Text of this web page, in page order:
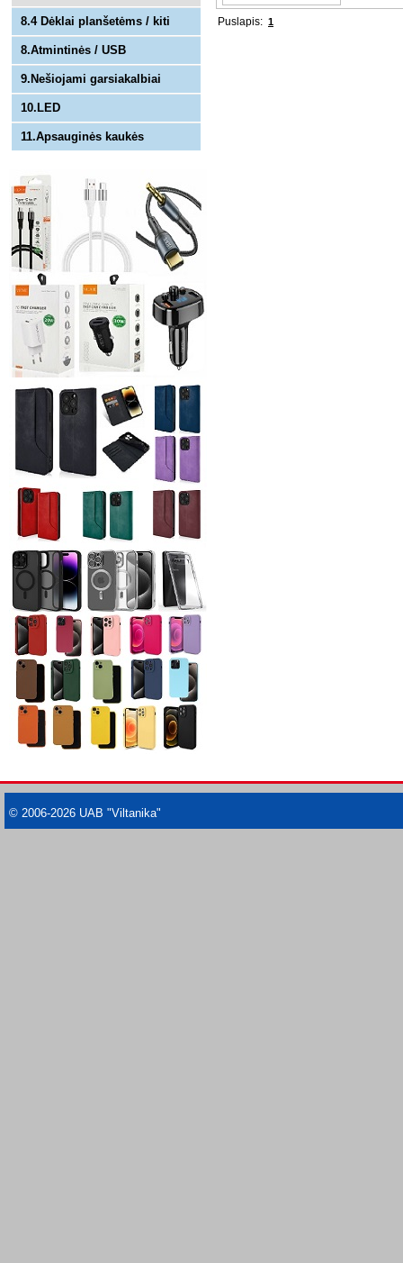
8.4 Dėklai planšetėms / kiti
8.Atmintinės / USB
9.Nešiojami garsiakalbiai
10.LED
11.Apsauginės kaukės
Puslapis: 1
© 2006-2026 UAB "Viltanika"